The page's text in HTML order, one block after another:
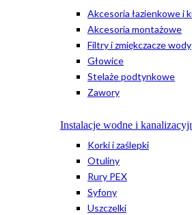
Akcesoria łazienkowe i
Akcesoria montażowe
Filtry i zmiękczacze wody
Głowice
Stelaże podtynkowe
Zawory
Instalacje wodne i
Korki i zaślepki
Otuliny
Rury PEX
Syfony
Uszczelki